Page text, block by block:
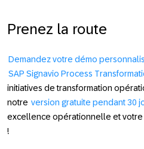
Prenez la route
Demandez votre démo
SAP Signavio Process
initiatives de transformation
notre version gratuite pendant 30
excellence opérationnelle et
!